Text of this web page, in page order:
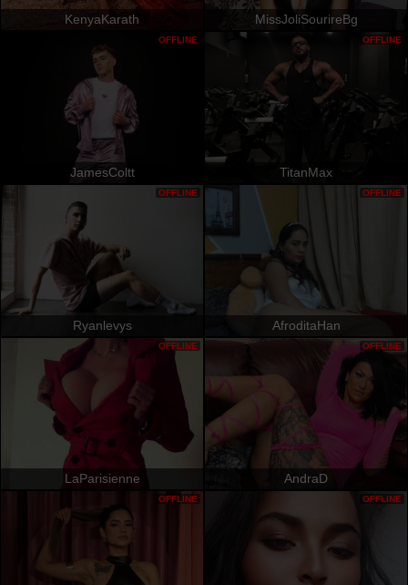
KenyaKarath MissJoliSourireBg
JamesColtt
OFFLINE
TitanMax
OFFLINE
Ryanlevys
OFFLINE
AfroditaHan
OFFLINE
LaParisienne
OFFLINE
AndraD
OFFLINE
OFFLINE OFFLINE